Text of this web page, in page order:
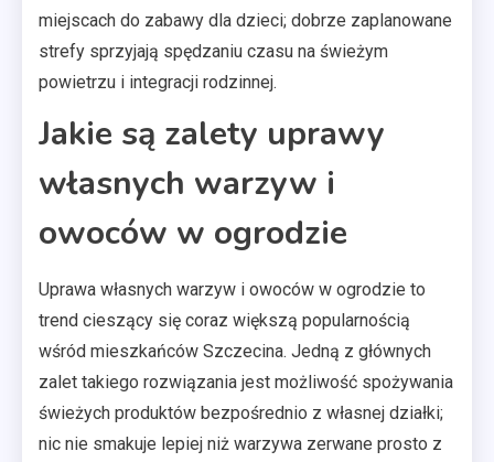
miejscach do zabawy dla dzieci; dobrze zaplanowane
strefy sprzyjają spędzaniu czasu na świeżym
powietrzu i integracji rodzinnej.
Jakie są zalety uprawy
własnych warzyw i
owoców w ogrodzie
Uprawa własnych warzyw i owoców w ogrodzie to
trend cieszący się coraz większą popularnością
wśród mieszkańców Szczecina. Jedną z głównych
zalet takiego rozwiązania jest możliwość spożywania
świeżych produktów bezpośrednio z własnej działki;
nic nie smakuje lepiej niż warzywa zerwane prosto z